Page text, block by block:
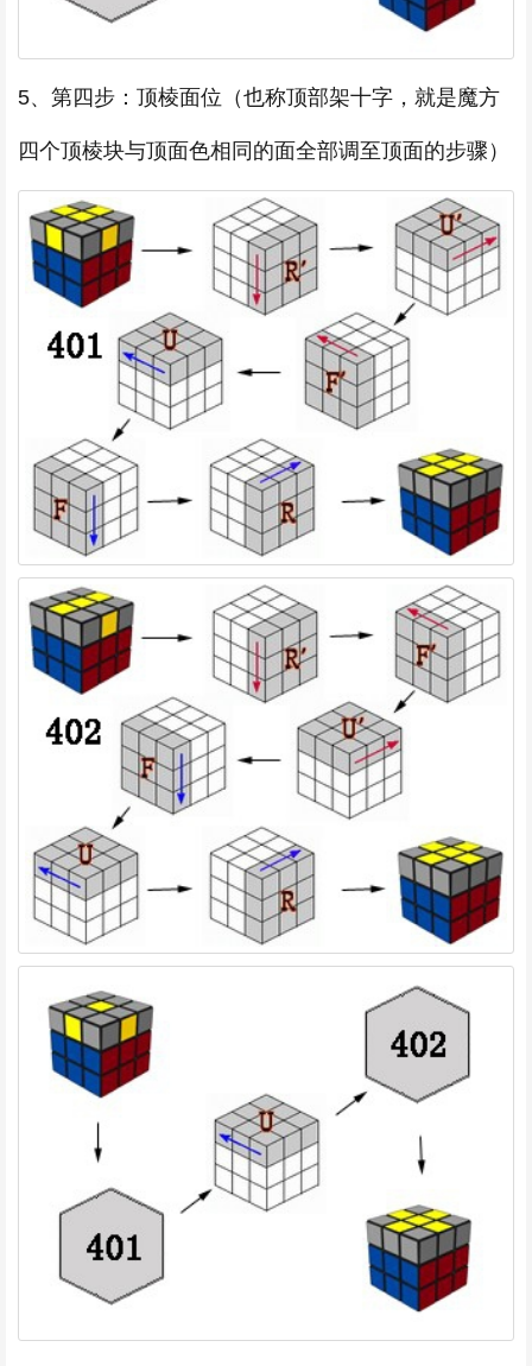
5、第四步：顶棱面位（也称顶部架十字，就是魔方
四个顶棱块与顶面色相同的面全部调至顶面的步骤）